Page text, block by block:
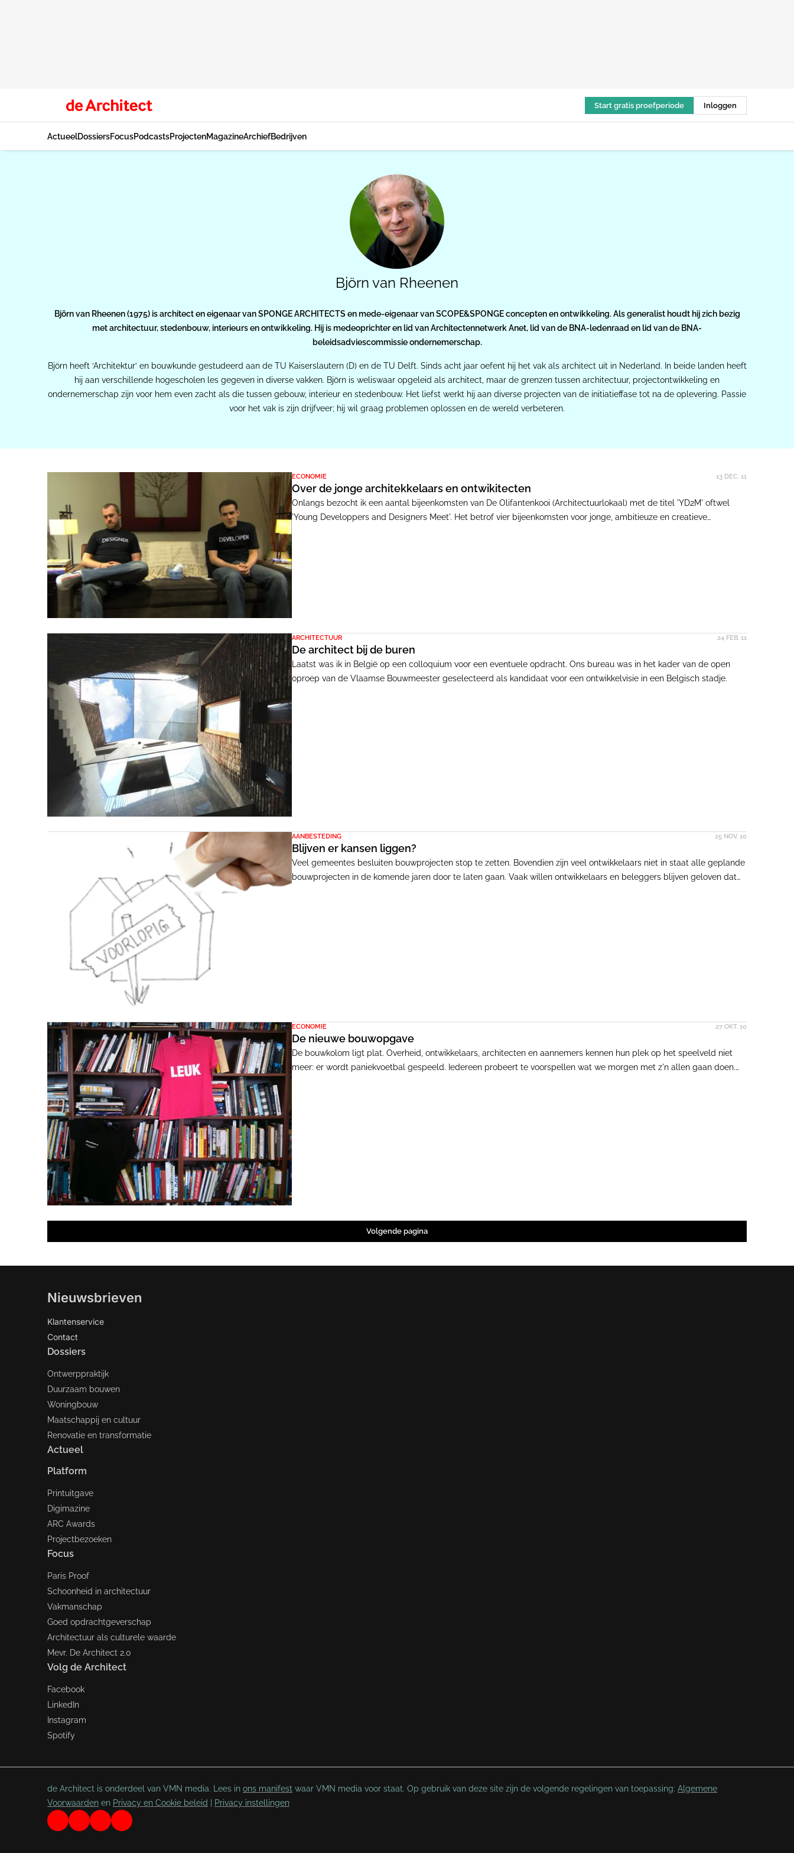
Start gratis proefperiode Inloggen
ActueelDossiersFocusPodcastsProjectenMagazineArchiefBedrijven
Björn van Rheenen
Björn van Rheenen (1975) is architect en eigenaar van SPONGE ARCHITECTS en mede-eigenaar van SCOPE&SPONGE concepten en ontwikkeling. Als generalist houdt hij zich bezig
met architectuur, stedenbouw, interieurs en ontwikkeling. Hij is medeoprichter en lid van Architectennetwerk Anet, lid van de BNA-ledenraad en lid van de BNA-
beleidsadviescommissie ondernemerschap.
Björn heeft ‘Architektur’ en bouwkunde gestudeerd aan de TU Kaiserslautern (D) en de TU Delft. Sinds acht jaar oefent hij het vak als architect uit in Nederland. In beide landen heeft
hij aan verschillende hogescholen les gegeven in diverse vakken. Björn is weliswaar opgeleid als architect, maar de grenzen tussen architectuur, projectontwikkeling en
ondernemerschap zijn voor hem even zacht als die tussen gebouw, interieur en stedenbouw. Het liefst werkt hij aan diverse projecten van de initiatieffase tot na de oplevering. Passie
voor het vak is zijn drijfveer; hij wil graag problemen oplossen en de wereld verbeteren.
ECONOMIE 13 DEC. 11
Over de jonge architekkelaars en ontwikitecten
Onlangs bezocht ik een aantal bijeenkomsten van De Olifantenkooi (Architectuurlokaal) met de titel 'YD2M' oftwel
'Young Developpers and Designers Meet'. Het betrof vier bijeenkomsten voor jonge, ambitieuze en creatieve
ARCHITECTUUR 24 FEB. 11
De architect bij de buren
Laatst was ik in België op een colloquium voor een eventuele opdracht. Ons bureau was in het kader van de open
oproep van de Vlaamse Bouwmeester geselecteerd als kandidaat voor een ontwikkelvisie in een Belgisch stadje.
AANBESTEDING 25 NOV. 10
Blijven er kansen liggen?
Veel gemeentes besluiten bouwprojecten stop te zetten. Bovendien zijn veel ontwikkelaars niet in staat alle geplande
bouwprojecten in de komende jaren door te laten gaan. Vaak willen ontwikkelaars en beleggers blijven geloven dat
ECONOMIE 27 OKT. 10
De nieuwe bouwopgave
De bouwkolom ligt plat. Overheid, ontwikkelaars, architecten en aannemers kennen hun plek op het speelveld niet
meer: er wordt paniekvoetbal gespeeld. Iedereen probeert te voorspellen wat we morgen met z'n allen gaan doen.
Volgende pagina
Nieuwsbrieven
Klantenservice
Contact
Dossiers
Ontwerppraktijk
Duurzaam bouwen
Woningbouw
Maatschappij en cultuur
Renovatie en transformatie
Actueel
Platform
Printuitgave
Digimazine
ARC Awards
Projectbezoeken
Focus
Paris Proof
Schoonheid in architectuur
Vakmanschap
Goed opdrachtgeverschap
Architectuur als culturele waarde
Mevr. De Architect 2.0
Volg de Architect
Facebook
LinkedIn
Instagram
Spotify
de Architect is onderdeel van VMN media. Lees in ons manifest waar VMN media voor staat. Op gebruik van deze site zijn de volgende regelingen van toepassing: Algemene
Voorwaarden en Privacy en Cookie beleid Privacy instellingen